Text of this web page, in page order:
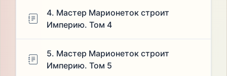
4. Мастер Марионеток строит
Империю. Том 4
5. Мастер Марионеток строит
Империю. Том 5